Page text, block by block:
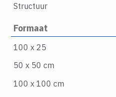
Structuur
Formaat
100 x 25
50 x 50 cm
100 x 100 cm